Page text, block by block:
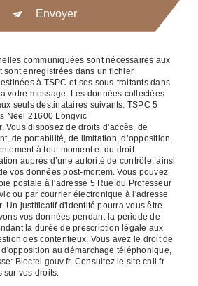
Envoyer
communiquées sont nécessaires aux
sont enregistrées dans un fichier
à TSPC et ses sous-traitants dans
votre message. Les données collectées
seuls destinataires suivants: TSPC 5
Neel 21600 Longvic
Vous disposez de droits d’accès, de
de portabilité, de limitation, d’opposition,
à tout moment et du droit
auprès d’une autorité de contrôle, ainsi
vos données post-mortem. Vous pouvez
postale à l'adresse 5 Rue du Professeur
ou par courrier électronique à l'adresse
Un justificatif d'identité pourra vous être
vos données pendant la période de
la durée de prescription légale aux
des contentieux. Vous avez le droit de
au démarchage téléphonique,
Bloctel.gouv.fr. Consultez le site cnil.fr
sur vos droits.